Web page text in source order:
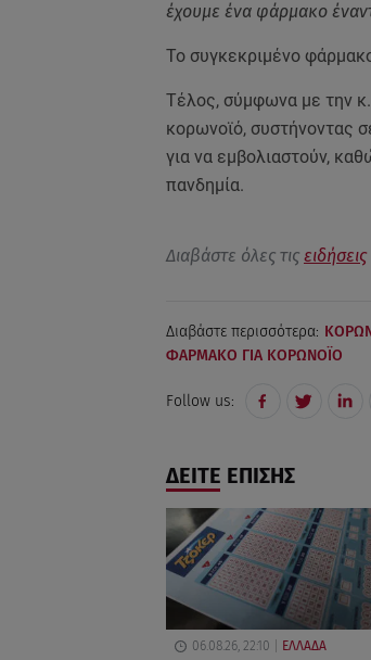
έχουμε ένα φάρμακο
Το συγκεκριμένο
Τέλος, σύμφωνα με την κ.
κορωνοϊό, συστήνοντας
για να εμβολιαστούν,
πανδημία.
Διαβάστε όλες τις ειδήσεις
Διαβάστε περισσότερα:
ΦΑΡΜΑΚΟ ΓΙΑ ΚΟΡΩΝΟΪΟ
Follow us:
ΔΕΙΤΕ ΕΠΙΣΗΣ
06.08.26, 22:10 ΕΛΛΑΔΑ